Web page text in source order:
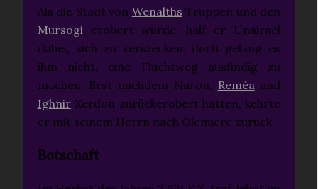
Als die Stadt von Wenalths Truppen und den
Mursogierobert wurde, half er Unairael
dabei, sich zu verstecken, doch gelang es
ihm nicht, eine Fluchtweg ausfindig zu
machen. Erst nachdem Naron, Reméaund
IghnirXerdon zurückerobert hatten, kehrte
er mit seinem Herrn nach Olemiere zurück.
Botschaft